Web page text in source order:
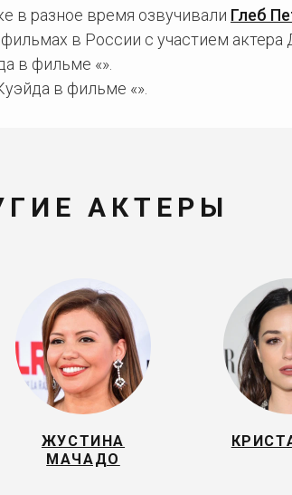
в разное время озвучивали Глеб
в России с участием актера
в фильме «».
в фильме «».
АКТЕРЫ
ЖУСТИНА
МАЧАДО